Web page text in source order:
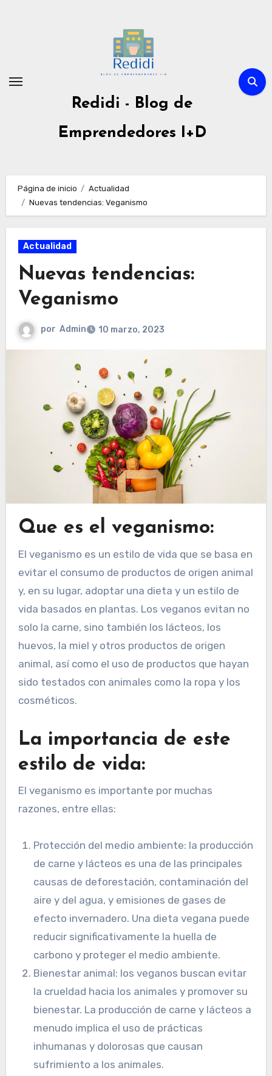
Redidi - Blog de
Emprendedores I+D
Página de inicio
Actualidad
Nuevas tendencias: Veganismo
Actualidad
Nuevas tendencias:
Veganismo
por Admin 10 marzo, 2023
Que es el veganismo:
El veganismo es un estilo de vida que se basa en
evitar el consumo de productos de origen animal
y, en su lugar, adoptar una dieta y un estilo de
vida basados en plantas. Los veganos evitan no
solo la carne, sino también los lácteos, los
huevos, la miel y otros productos de origen
animal, así como el uso de productos que hayan
sido testados con animales como la ropa y los
cosméticos.
La importancia de este
estilo de vida:
El veganismo es importante por muchas
razones, entre ellas:
Protección del medio ambiente: la producción
de carne y lácteos es una de las principales
causas de deforestación, contaminación del
aire y del agua, y emisiones de gases de
efecto invernadero. Una dieta vegana puede
reducir significativamente la huella de
carbono y proteger el medio ambiente.
Bienestar animal: los veganos buscan evitar
la crueldad hacia los animales y promover su
bienestar. La producción de carne y lácteos a
menudo implica el uso de prácticas
inhumanas y dolorosas que causan
sufrimiento a los animales.